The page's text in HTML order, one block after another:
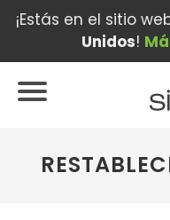
¡Estás en el sitio
Unidos!